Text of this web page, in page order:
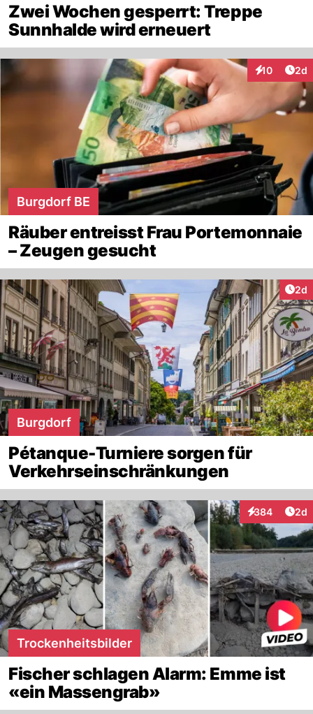
Zwei Wochen gesperrt: Treppe
Sunnhalde wird erneuert
10
Interaktionen
2d
Burgdorf BE
Räuber entreisst Frau Portemonnaie
– Zeugen gesucht
2d
Burgdorf
Pétanque-Turniere sorgen für
Verkehrseinschränkungen
384
Interaktionen
2d
Trockenheitsbilder
Fischer schlagen Alarm: Emme ist
«ein Massengrab»